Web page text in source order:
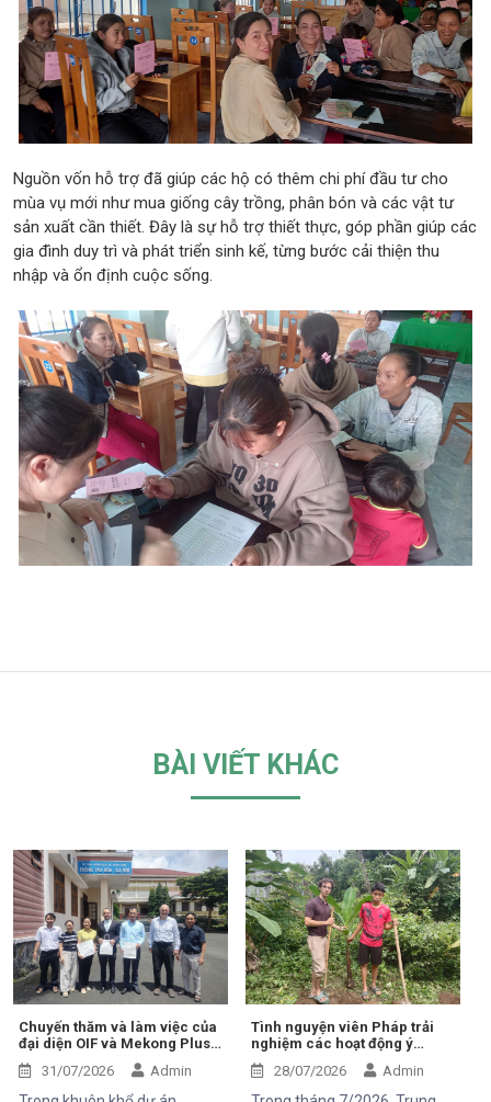
Nguồn vốn hỗ trợ đã giúp các hộ có thêm chi phí đầu tư cho
mùa vụ mới như mua giống cây trồng, phân bón và các vật tư
sản xuất cần thiết. Đây là sự hỗ trợ thiết thực, góp phần giúp các
gia đình duy trì và phát triển sinh kế, từng bước cải thiện thu
nhập và ổn định cuộc sống.
BÀI VIẾT KHÁC
Chuyến thăm và làm việc của
đại diện OIF và Mekong Plus
tại cộng đồng dự án
31/07/2026 Admin
Tình nguyện viên Pháp trải
nghiệm các hoạt động ý
nghĩa tại Trung tâm Thiện Chí
28/07/2026 Admin